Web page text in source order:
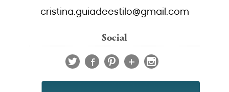
cristina.guiadeestilo@gmail.com
Social